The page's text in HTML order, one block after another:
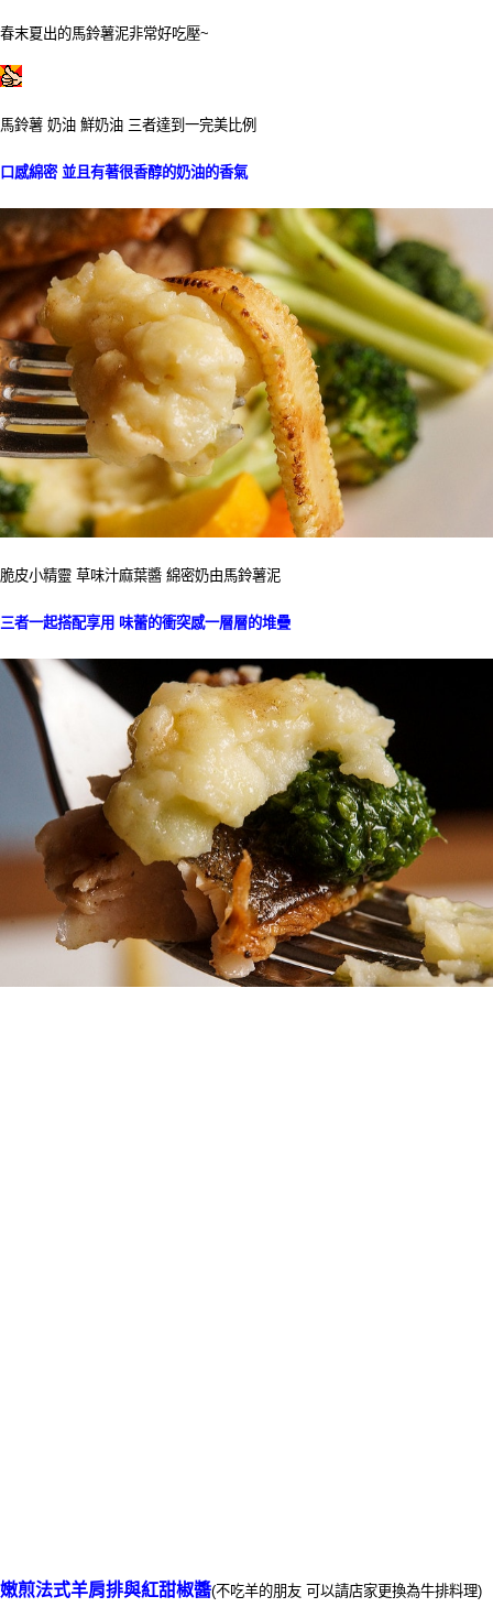
春末夏出的馬鈴薯泥非常好吃壓~
馬鈴薯 奶油 鮮奶油 三者達到一完美比例
口感綿密 並且有著很香醇的奶油的香氣
脆皮小精靈 草味汁麻葉醬 綿密奶由馬鈴薯泥
三者一起搭配享用 味蕾的衝突感一層層的堆疊
嫩煎法式羊肩排與紅甜椒醬(不吃羊的朋友 可以請店家更換為牛排料理)